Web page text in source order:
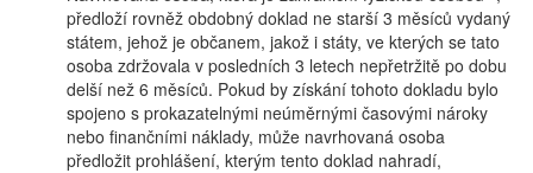
předloží rovněž obdobný doklad ne starší 3 měsíců vydaný
státem, jehož je občanem, jakož i státy, ve kterých se tato
osoba zdržovala v posledních 3 letech nepřetržitě po dobu
delší než 6 měsíců. Pokud by získání tohoto dokladu bylo
spojeno s prokazatelnými neúměrnými časovými nároky
nebo finančními náklady, může navrhovaná osoba
předložit prohlášení, kterým tento doklad nahradí,